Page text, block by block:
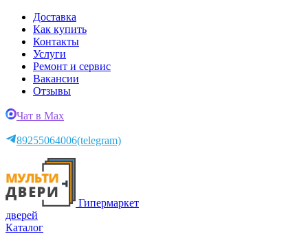
Доставка
Как купить
Контакты
Услуги
Ремонт и сервис
Вакансии
Отзывы
Чат в Max
89255064006(telegram)
Гипермаркет
дверей
Каталог